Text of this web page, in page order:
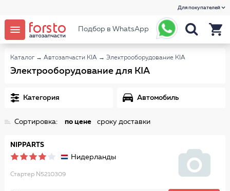
Для покупателей
Подбор в WhatsApp
Каталог → Автозапчасти KIA → Электрооборудование KIA
Электрооборудование для KIA
Категория Автомобиль
Сортировка: по цене сроку доставки
NIPPARTS
Нидерланды
Стартер N5210309